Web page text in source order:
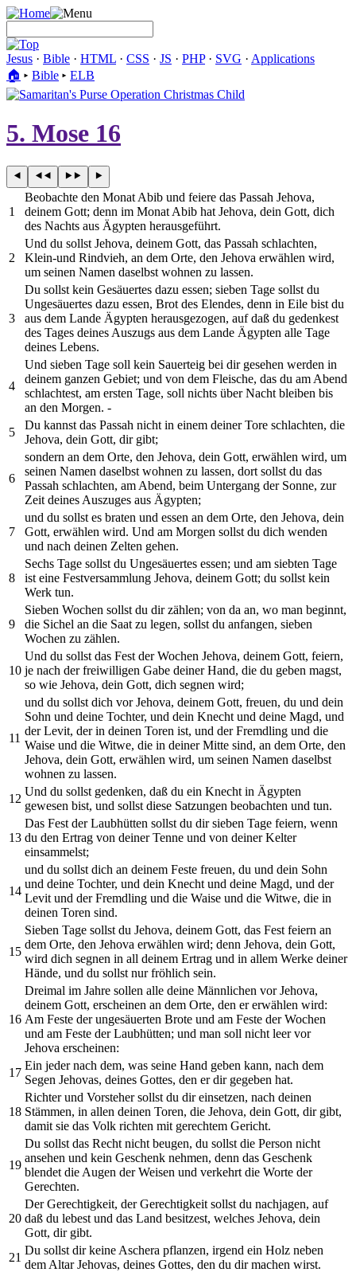
Jesus · Bible · HTML · CSS · JS · PHP· SVG · Applications
🏠︎ ▸ Bible ▸ ELB
5. Mose 16
1
Beobachte den Monat Abib und feiere das Passah Jehova,
deinem Gott; denn im Monat Abib hat Jehova, dein Gott, dich
des Nachts aus Ägypten herausgeführt.
2
Und du sollst Jehova, deinem Gott, das Passah schlachten,
Klein-und Rindvieh, an dem Orte, den Jehova erwählen wird,
um seinen Namen daselbst wohnen zu lassen.
3
Du sollst kein Gesäuertes dazu essen; sieben Tage sollst du
Ungesäuertes dazu essen, Brot des Elendes, denn in Eile bist du
aus dem Lande Ägypten herausgezogen, auf daß du gedenkest
des Tages deines Auszugs aus dem Lande Ägypten alle Tage
deines Lebens.
4
Und sieben Tage soll kein Sauerteig bei dir gesehen werden in
deinem ganzen Gebiet; und von dem Fleische, das du am Abend
schlachtest, am ersten Tage, soll nichts über Nacht bleiben bis
an den Morgen. -
5
Du kannst das Passah nicht in einem deiner Tore schlachten, die
Jehova, dein Gott, dir gibt;
6
sondern an dem Orte, den Jehova, dein Gott, erwählen wird, um
seinen Namen daselbst wohnen zu lassen, dort sollst du das
Passah schlachten, am Abend, beim Untergang der Sonne, zur
Zeit deines Auszuges aus Ägypten;
7
und du sollst es braten und essen an dem Orte, den Jehova, dein
Gott, erwählen wird. Und am Morgen sollst du dich wenden
und nach deinen Zelten gehen.
8
Sechs Tage sollst du Ungesäuertes essen; und am siebten Tage
ist eine Festversammlung Jehova, deinem Gott; du sollst kein
Werk tun.
9
Sieben Wochen sollst du dir zählen; von da an, wo man beginnt,
die Sichel an die Saat zu legen, sollst du anfangen, sieben
Wochen zu zählen.
10
Und du sollst das Fest der Wochen Jehova, deinem Gott, feiern,
je nach der freiwilligen Gabe deiner Hand, die du geben magst,
so wie Jehova, dein Gott, dich segnen wird;
11
und du sollst dich vor Jehova, deinem Gott, freuen, du und dein
Sohn und deine Tochter, und dein Knecht und deine Magd, und
der Levit, der in deinen Toren ist, und der Fremdling und die
Waise und die Witwe, die in deiner Mitte sind, an dem Orte, den
Jehova, dein Gott, erwählen wird, um seinen Namen daselbst
wohnen zu lassen.
12
Und du sollst gedenken, daß du ein Knecht in Ägypten
gewesen bist, und sollst diese Satzungen beobachten und tun.
13
Das Fest der Laubhütten sollst du dir sieben Tage feiern, wenn
du den Ertrag von deiner Tenne und von deiner Kelter
einsammelst;
14
und du sollst dich an deinem Feste freuen, du und dein Sohn
und deine Tochter, und dein Knecht und deine Magd, und der
Levit und der Fremdling und die Waise und die Witwe, die in
deinen Toren sind.
15
Sieben Tage sollst du Jehova, deinem Gott, das Fest feiern an
dem Orte, den Jehova erwählen wird; denn Jehova, dein Gott,
wird dich segnen in all deinem Ertrag und in allem Werke deiner
Hände, und du sollst nur fröhlich sein.
16
Dreimal im Jahre sollen alle deine Männlichen vor Jehova,
deinem Gott, erscheinen an dem Orte, den er erwählen wird:
Am Feste der ungesäuerten Brote und am Feste der Wochen
und am Feste der Laubhütten; und man soll nicht leer vor
Jehova erscheinen:
17
Ein jeder nach dem, was seine Hand geben kann, nach dem
Segen Jehovas, deines Gottes, den er dir gegeben hat.
18
Richter und Vorsteher sollst du dir einsetzen, nach deinen
Stämmen, in allen deinen Toren, die Jehova, dein Gott, dir gibt,
damit sie das Volk richten mit gerechtem Gericht.
19
Du sollst das Recht nicht beugen, du sollst die Person nicht
ansehen und kein Geschenk nehmen, denn das Geschenk
blendet die Augen der Weisen und verkehrt die Worte der
Gerechten.
20
Der Gerechtigkeit, der Gerechtigkeit sollst du nachjagen, auf
daß du lebest und das Land besitzest, welches Jehova, dein
Gott, dir gibt.
21
Du sollst dir keine Aschera pflanzen, irgend ein Holz neben
dem Altar Jehovas, deines Gottes, den du dir machen wirst.